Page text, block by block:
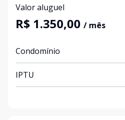
Valor aluguel
R$ 1.350,00 / mês
Condomínio
IPTU